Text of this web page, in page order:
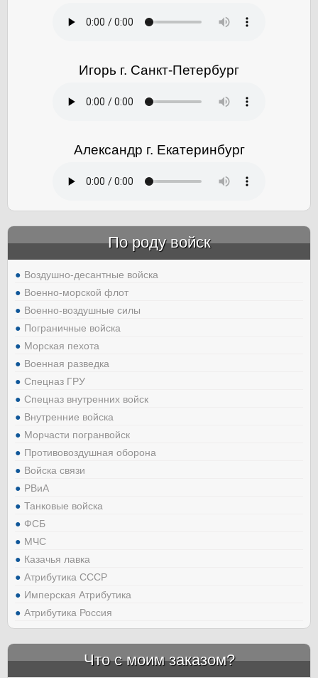
Игорь г. Санкт-Петербург
Александр г. Екатеринбург
По роду войск
Воздушно-десантные войска
Военно-морской флот
Военно-воздушные силы
Пограничные войска
Морская пехота
Военная разведка
Спецназ ГРУ
Спецназ внутренних войск
Внутренние войска
Морчасти погранвойск
Противовоздушная оборона
Войска связи
РВиА
Танковые войска
ФСБ
МЧС
Казачья лавка
Атрибутика СССР
Имперская Атрибутика
Атрибутика Россия
Что с моим заказом?